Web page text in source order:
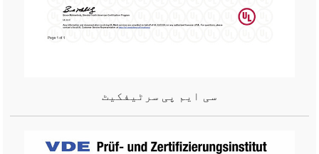
سی ایم پی سرٹیفکیٹ